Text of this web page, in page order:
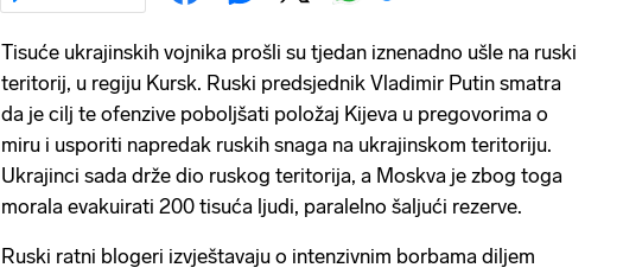
Tisuće ukrajinskih vojnika prošli su tjedan iznenadno ušle na ruski
teritorij, u regiju Kursk. Ruski predsjednik Vladimir Putin smatra
da je cilj te ofenzive poboljšati položaj Kijeva u pregovorima o
miru i usporiti napredak ruskih snaga na ukrajinskom teritoriju.
Ukrajinci sada drže dio ruskog teritorija, a Moskva je zbog toga
morala evakuirati 200 tisuća ljudi, paralelno šaljući rezerve.
Ruski ratni blogeri izvještavaju o intenzivnim borbama diljem